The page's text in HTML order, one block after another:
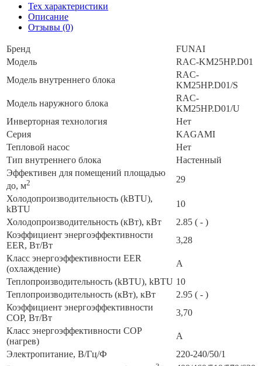
Система
25м2
“Серия
KAGAMI"
KM25HP.D01
Тех характеристики
Описание
Отзывы (0)
Бренд
FUNAI
Модель
RAC-KM25HP.D01
Модель внутреннего блока
RAC-
KM25HP.D01/S
Модель наружного блока
RAC-
KM25HP.D01/U
Инверторная технология
Нет
Серия
KAGAMI
Тепловой насос
Нет
Тип внутреннего блока
Настенный
Эффективен для помещений площадью
до, м2
29
Холодопроизводительность (kBTU),
kBTU
10
Холодопроизводительность (кВт), кВт
2.85 ( - )
Коэффициент энергоэффективности
EER, Вт/Вт
3,28
Класс энергоэффективности EER
(охлаждение)
A
Теплопроизводительность (kBTU), kBTU 10
Теплопроизводительность (кВт), кВт
2.95 ( - )
Коэффициент энергоэффективности
COP, Вт/Вт
3,70
Класс энергоэффективности COP
(нагрев)
A
Электропитание, В/Гц/Ф
220-240/50/1